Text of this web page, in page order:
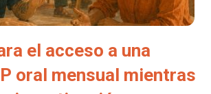
el acceso a una
oral mensual mientras